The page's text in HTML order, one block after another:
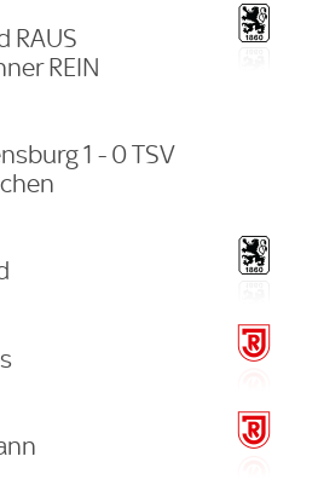
RAUS
REIN
1 - 0 TSV